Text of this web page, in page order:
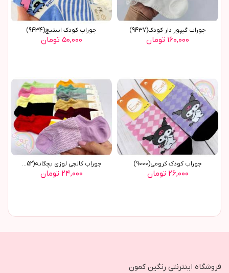
جوراب گيپور دار کودک(9437)
۱۶۰,۰۰۰ تومان
جوراب کودک استيچ(9434)
۵۰,۰۰۰ تومان
جوراب کودک کرومی(9000)
۲۶,۰۰۰ تومان
جوراب کالجی لوزی بچگانه(8852)
۲۴,۰۰۰ تومان
فروشگاه اینترنتی رنگین کمون